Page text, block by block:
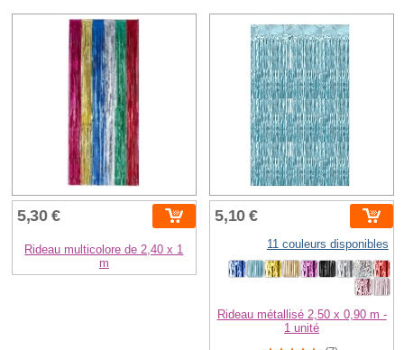
5,30 €
Rideau multicolore de 2,40 x 1
m
5,10 €
11 couleurs disponibles
Rideau métallisé 2,50 x 0,90 m -
1 unité